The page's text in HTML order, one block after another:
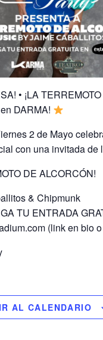
• ¡LA
DARMA!
2 de Mayo
con una invitada de
DE ALCORCÓN!
& Chipmunk
TU ENTRADA
(link en bio
AL CALENDARIO